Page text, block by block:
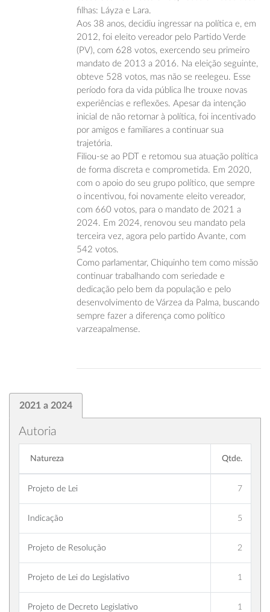
filhas: Láyza e Lara.
Aos 38 anos, decidiu ingressar na política e, em
2012, foi eleito vereador pelo Partido Verde
(PV), com 628 votos, exercendo seu primeiro
mandato de 2013 a 2016. Na eleição seguinte,
obteve 528 votos, mas não se reelegeu. Esse
período fora da vida pública lhe trouxe novas
experiências e reflexões. Apesar da intenção
inicial de não retornar à política, foi incentivado
por amigos e familiares a continuar sua
trajetória.
Filiou-se ao PDT e retomou sua atuação política
de forma discreta e comprometida. Em 2020,
com o apoio do seu grupo político, que sempre
o incentivou, foi novamente eleito vereador,
com 660 votos, para o mandato de 2021 a
2024. Em 2024, renovou seu mandato pela
terceira vez, agora pelo partido Avante, com
542 votos.
Como parlamentar, Chiquinho tem como missão
continuar trabalhando com seriedade e
dedicação pelo bem da população e pelo
desenvolvimento de Várzea da Palma, buscando
sempre fazer a diferença como político
varzeapalmense.
2021 a 2024
Autoria
Natureza Qtde.
Projeto de Lei 7
Indicação 5
Projeto de Resolução 2
Projeto de Lei do Legislativo 1
Projeto de Decreto Legislativo 1